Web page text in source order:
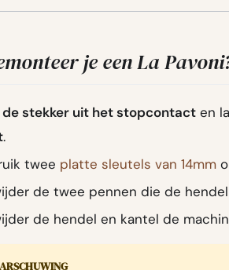
je een La
de stekker uit het stopcontact en
.
twee platte sleutels van 14mm
de twee pennen die de
de hendel en kantel de